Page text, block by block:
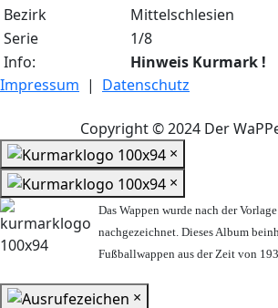
Bezirk
Mittelschlesien
Serie
1/8
Info:
Hinweis Kurmark !
Impressum | Datenschutz
Copyright © 2024 Der
×
×
Das Wappen wurde nach der
nachgezeichnet. Dieses Album
Fußballwappen aus der Zeit von
×